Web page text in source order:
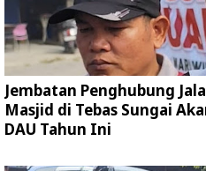
Jembatan Penghubung
Masjid di Tebas Sungai
DAU Tahun Ini